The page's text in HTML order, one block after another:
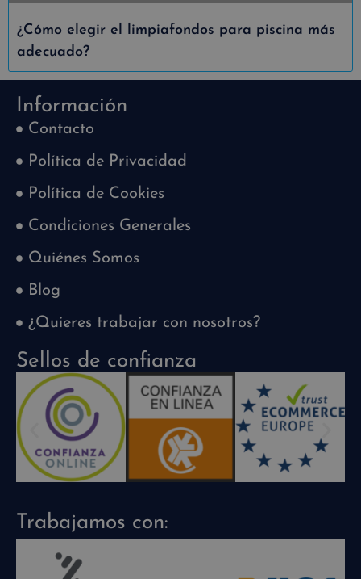
¿Cómo elegir el limpiafondos para piscina más
adecuado?
Información
Contacto
Política de Privacidad
Política de Cookies
Condiciones Generales
Quiénes Somos
Blog
¿Quieres trabajar con nosotros?
Sellos de confianza
Trabajamos con: